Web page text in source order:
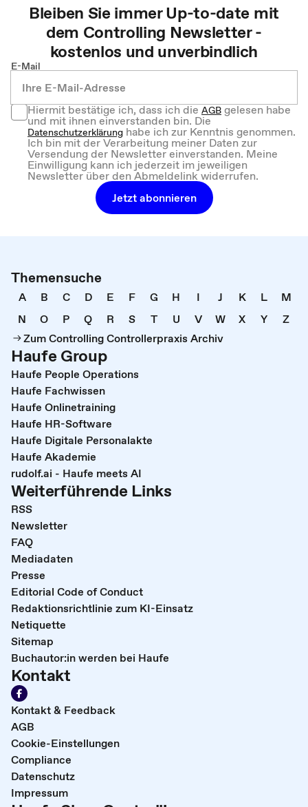
Bleiben Sie immer Up-to-date mit
dem Controlling Newsletter -
kostenlos und unverbindlich
E-Mail
Hiermit bestätige ich, dass ich dieAGBgelesen habe
und mit ihnen einverstanden bin. Die
Datenschutzerklärung habe ich zur Kenntnis genommen.
Ich bin mit der Verarbeitung meiner Daten zur
Versendung der Newsletter einverstanden. Meine
Einwilligung kann ich jederzeit im jeweiligen
Newsletter über den Abmeldelink widerrufen.
Jetzt abonnieren
Themensuche
A B C D E F G H I J K L
M
N
O P Q R S T U V W X Y
Z
Zum Controlling Controllerpraxis Archiv
Haufe Group
Haufe People Operations
Haufe Fachwissen
Haufe Onlinetraining
Haufe HR-Software
Haufe Digitale Personalakte
Haufe Akademie
rudolf.ai - Haufe meets AI
Weiterführende Links
RSS
Newsletter
FAQ
Mediadaten
Presse
Editorial Code of Conduct
Redaktionsrichtlinie zum KI-Einsatz
Netiquette
Sitemap
Buchautor:in werden bei Haufe
Kontakt
Kontakt & Feedback
AGB
Cookie-Einstellungen
Compliance
Datenschutz
Impressum